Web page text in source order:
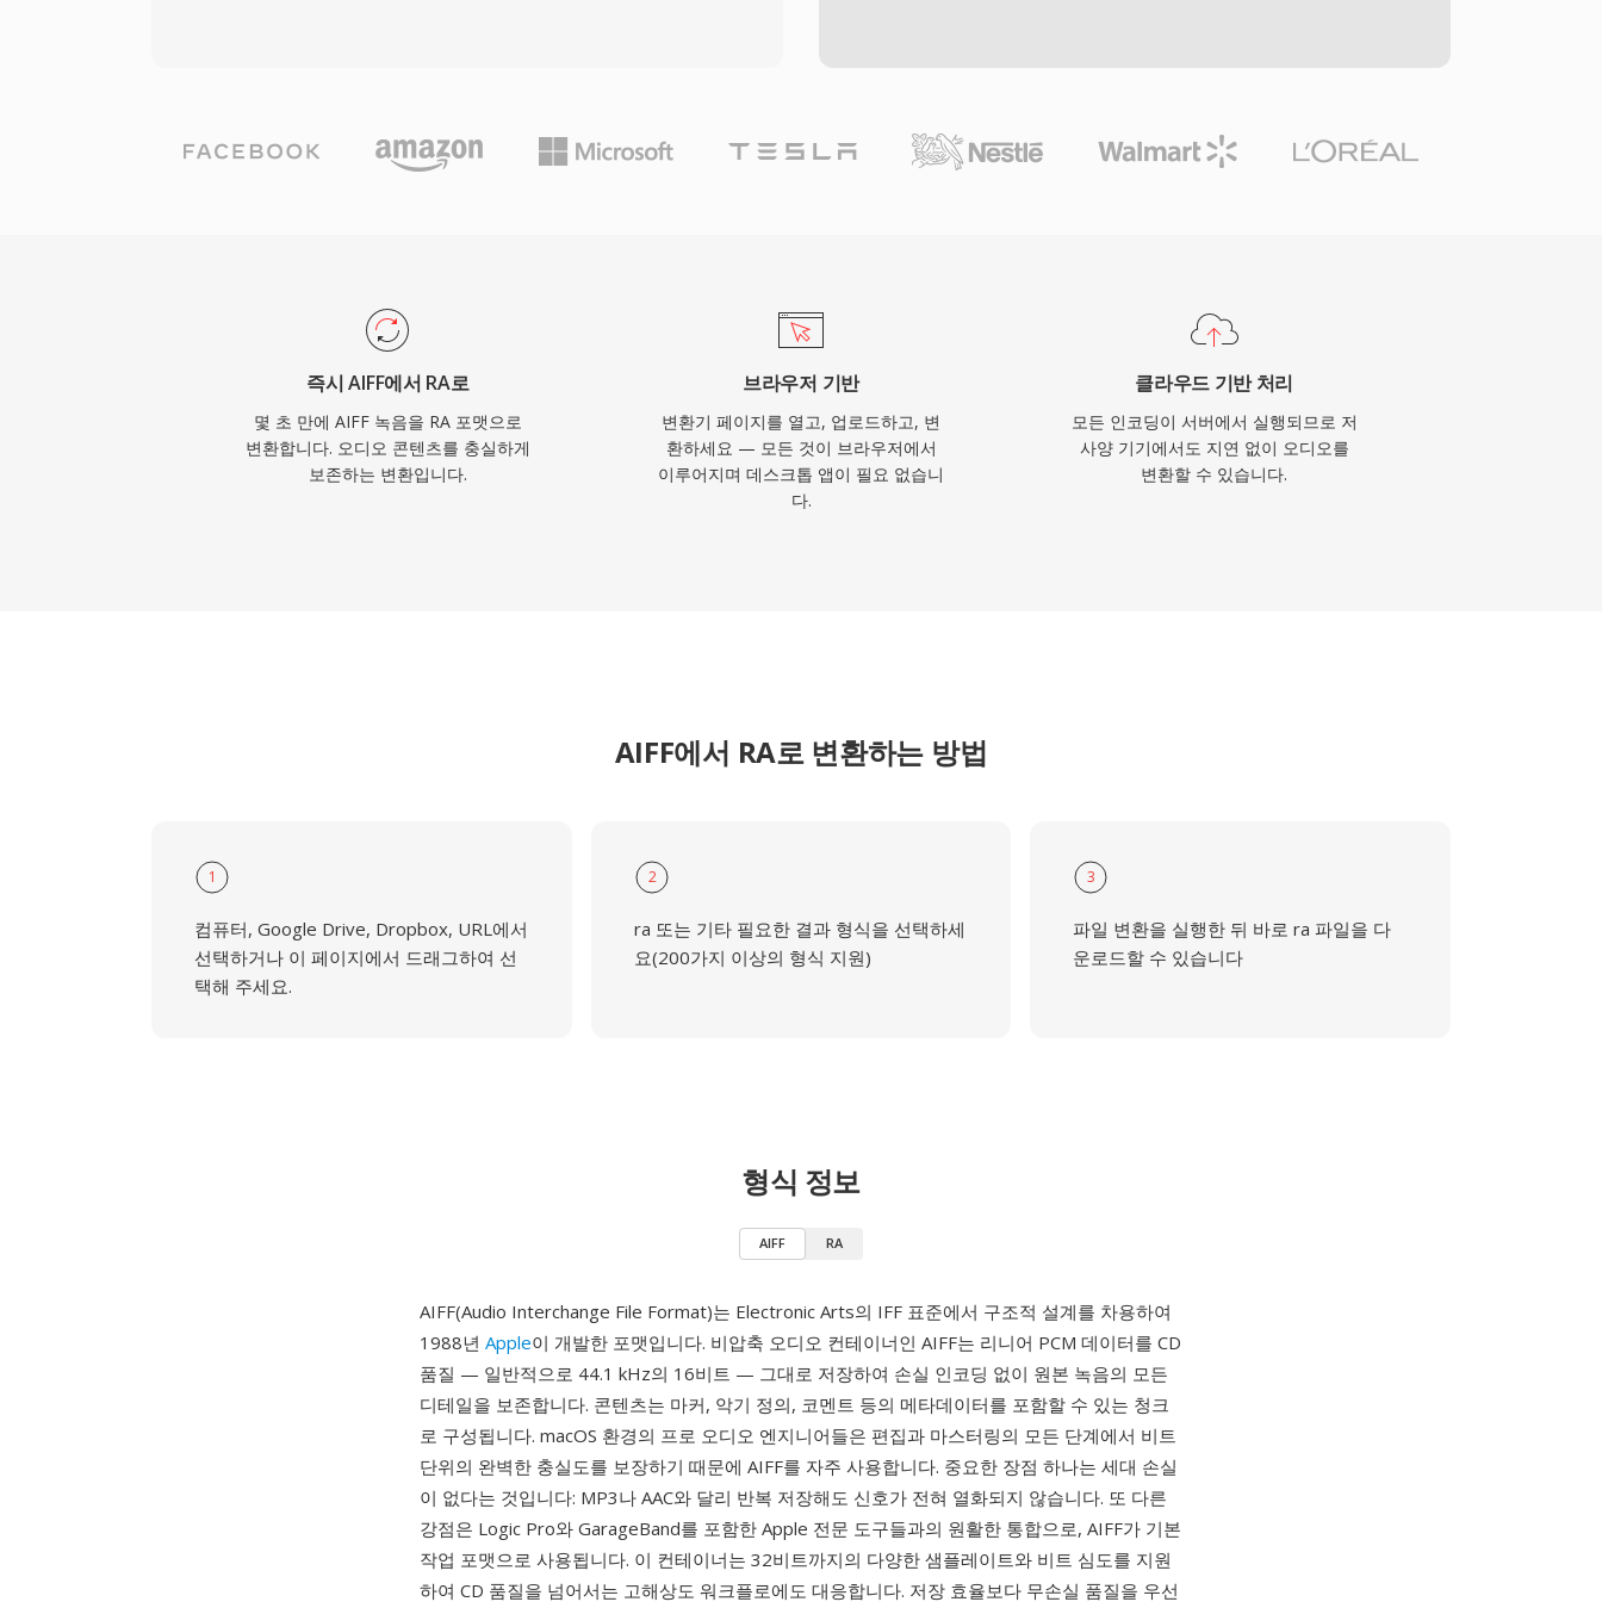
도록 설계된 버퍼링 알고리즘을 지원합니다. 전성기에는 RealPlayer
가 수억 대의 PC에 설치되었으며, BBC와 NPR 같은 방송사들이 온라
의 방대한 RA 콘텐츠 아카이브가 여전히 존재하며 현재 기기에서의
재생을 위한 변환이 필요합니다.
즉시 AIFF에서 RA로
몇 초 만에 AIFF 녹음을 RA 포맷으로
변환합니다. 오디오 콘텐츠를 충실하게
보존하는 변환입니다.
브라우저 기반
변환기 페이지를 열고, 업로드하고, 변
환하세요 — 모든 것이 브라우저에서
이루어지며 데스크톱 앱이 필요 없습니
다.
클라우드 기반 처리
모든 인코딩이 서버에서 실행되므로 저
사양 기기에서도 지연 없이 오디오를
변환할 수 있습니다.
AIFF에서 RA로 변환하는 방법
1
컴퓨터, Google Drive, Dropbox, URL에서
선택하거나 이 페이지에서 드래그하여 선
택해 주세요.
2
ra 또는 기타 필요한 결과 형식을 선택하세
요(200가지 이상의 형식 지원)
3
파일 변환을 실행한 뒤 바로 ra 파일을 다
운로드할 수 있습니다
형식 정보
AIFF RA
AIFF(Audio Interchange File Format)는 Electronic Arts의 IFF 표준에서 구조적 설계를 차용하여
1988년 Apple이 개발한 포맷입니다. 비압축 오디오 컨테이너인 AIFF는 리니어 PCM 데이터를 CD
품질 — 일반적으로 44.1 kHz의 16비트 — 그대로 저장하여 손실 인코딩 없이 원본 녹음의 모든
디테일을 보존합니다. 콘텐츠는 마커, 악기 정의, 코멘트 등의 메타데이터를 포함할 수 있는 청크
로 구성됩니다. macOS 환경의 프로 오디오 엔지니어들은 편집과 마스터링의 모든 단계에서 비트
단위의 완벽한 충실도를 보장하기 때문에 AIFF를 자주 사용합니다. 중요한 장점 하나는 세대 손실
이 없다는 것입니다: MP3나 AAC와 달리 반복 저장해도 신호가 전혀 열화되지 않습니다. 또 다른
강점은 Logic Pro와 GarageBand를 포함한 Apple 전문 도구들과의 원활한 통합으로, AIFF가 기본
작업 포맷으로 사용됩니다. 이 컨테이너는 32비트까지의 다양한 샘플레이트와 비트 심도를 지원
하여 CD 품질을 넘어서는 고해상도 워크플로에도 대응합니다. 저장 효율보다 무손실 품질을 우선